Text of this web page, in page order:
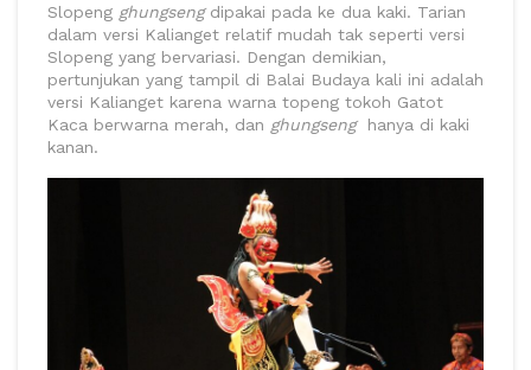
Slopeng ghungseng dipakai pada ke dua kaki. Tarian
dalam versi Kalianget relatif mudah tak seperti versi
Slopeng yang bervariasi. Dengan demikian,
pertunjukan yang tampil di Balai Budaya kali ini adalah
versi Kalianget karena warna topeng tokoh Gatot
Kaca berwarna merah, dan ghungseng hanya di kaki
kanan.